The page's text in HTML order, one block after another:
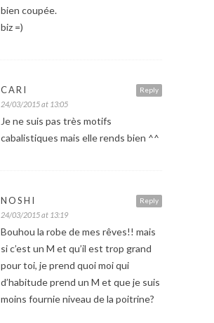
bien coupée.
biz =)
Reply
CARI
24/03/2015 at 13:05
Je ne suis pas très motifs
cabalistiques mais elle rends bien ^^
Reply
NOSHI
24/03/2015 at 13:19
Bouhou la robe de mes rêves!! mais
si c’est un M et qu’il est trop grand
pour toi, je prend quoi moi qui
d’habitude prend un M et que je suis
moins fournie niveau de la poitrine?